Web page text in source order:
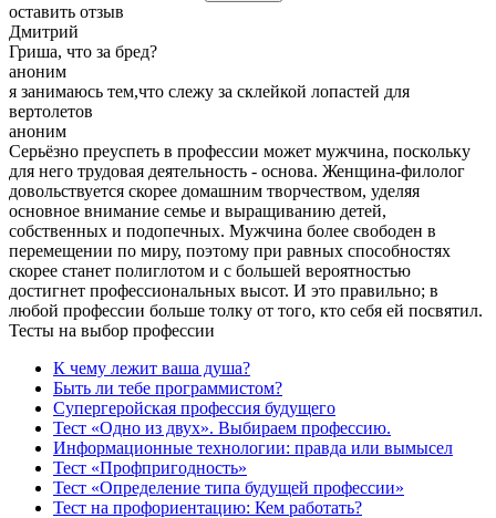
оставить отзыв
Дмитрий
Гриша, что за бред?
аноним
я занимаюсь тем,что слежу за склейкой лопастей для
вертолетов
аноним
Серьёзно преуспеть в профессии может мужчина, поскольку
для него трудовая деятельность - основа. Женщина-филолог
довольствуется скорее домашним творчеством, уделяя
основное внимание семье и выращиванию детей,
собственных и подопечных. Мужчина более свободен в
перемещении по миру, поэтому при равных способностях
скорее станет полиглотом и с большей вероятностью
достигнет профессиональных высот. И это правильно; в
любой профессии больше толку от того, кто себя ей посвятил.
Тесты на выбор профессии
К чему лежит ваша душа?
Быть ли тебе программистом?
Супергеройская профессия будущего
Тест «Одно из двух». Выбираем профессию.
Информационные технологии: правда или вымысел
Тест «Профпригодность»
Тест «Определение типа будущей профессии»
Тест на профориентацию: Кем работать?